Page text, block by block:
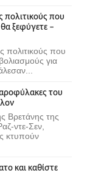
που
ξεφύγετε –
πολιτικούς που
για
του
Βρετάνης της
ντε-Σεν,
κτυπούν
και καθίστε